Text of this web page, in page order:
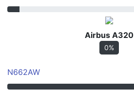
Airbus A320
0%
N662AW